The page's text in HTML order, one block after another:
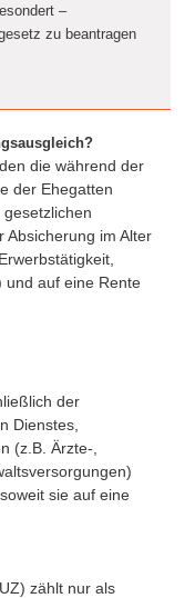
–
zu beantragen
die während der
der Ehegatten
Absicherung im Alter
und auf eine Rente
der
Dienstes,
(z.B. Ärzte-,
sie auf eine
zählt nur als